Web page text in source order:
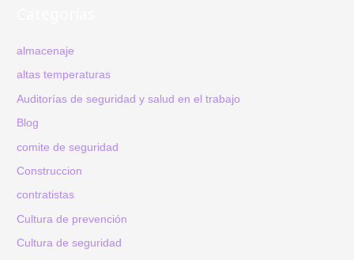
almacenaje
altas temperaturas
Auditorías de seguridad y salud en el trabajo
Blog
comite de seguridad
Construccion
contratistas
Cultura de prevención
Cultura de seguridad